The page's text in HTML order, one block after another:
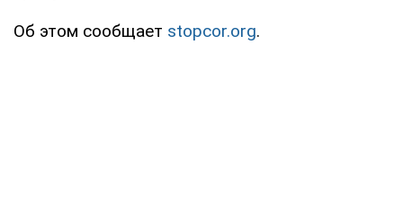
Об этом сообщает stopcor.org.